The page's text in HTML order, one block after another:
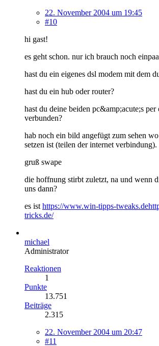
22. November 2004 um 19:45
#10
hi gast!
es geht schon. nur ich brauch noch
hast du ein eigenes dsl modem mit dem
hast du ein hub oder router?
hast du deine beiden pc&amp;acute;s per
verbunden?
hab noch ein bild angefügt zum sehen
setzen ist (teilen der internet verbindung).
gruß swape
die hoffnung stirbt zuletzt, na und wenn
uns dann?
es ist https://www.win-tipps-tweaks.de
tricks.de/
michael
Administrator
Reaktionen
1
Punkte
13.751
Beiträge
2.315
22. November 2004 um 20:47
#11